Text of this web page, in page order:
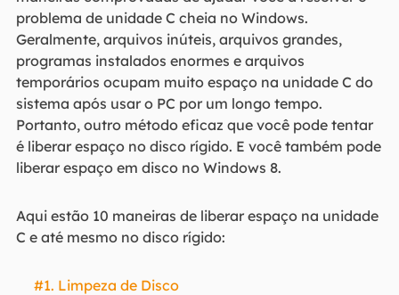
problema de unidade C cheia no Windows.
Geralmente, arquivos inúteis, arquivos grandes,
programas instalados enormes e arquivos
temporários ocupam muito espaço na unidade C do
sistema após usar o PC por um longo tempo.
Portanto, outro método eficaz que você pode tentar
é liberar espaço no disco rígido. E você também pode
liberar espaço em disco no Windows 8.
Aqui estão 10 maneiras de liberar espaço na unidade
C e até mesmo no disco rígido:
#1. Limpeza de Disco